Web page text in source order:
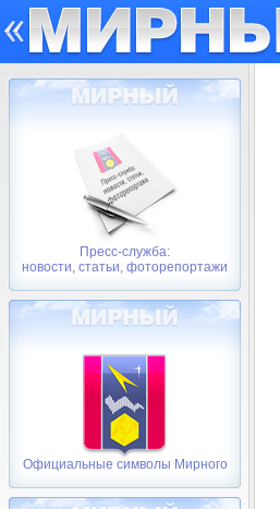
Пресс-служба:
новости, статьи, фоторепортажи
Официальные символы Мирного